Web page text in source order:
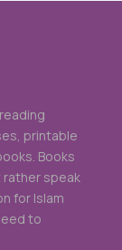
printable
Books
speak
for Islam
to